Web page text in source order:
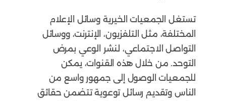
تستغل الجمعيات الخيرية وسائل الإعلام
المختلفة، مثل التلفزيون، الإنترنت، ووسائل
التواصل الاجتماعي، لنشر الوعي بمرض
التوحد. من خلال هذه القنوات، يمكن
للجمعيات الوصول إلى جمهور واسع من
الناس وتقديم رسائل توعوية تتضمن حقائق